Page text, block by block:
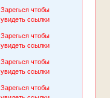
Зарегься чтобы
увидеть ссылки
Зарегься чтобы
увидеть ссылки
Зарегься чтобы
увидеть ссылки
Зарегься чтобы